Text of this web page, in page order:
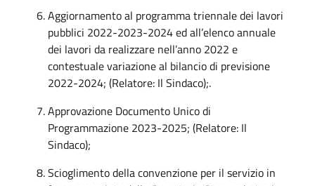
Aggiornamento al programma triennale dei lavori
pubblici 2022-2023-2024 ed all’elenco annuale
dei lavori da realizzare nell’anno 2022 e
contestuale variazione al bilancio di previsione
2022-2024; (Relatore: Il Sindaco);.
Approvazione Documento Unico di
Programmazione 2023-2025; (Relatore: Il
Sindaco);
Scioglimento della convenzione per il servizio in